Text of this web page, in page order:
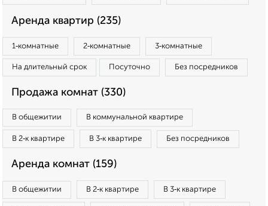
Аренда квартир (235)
1‑комнатные 2‑комнатные 3‑комнатные
На длительный срок Посуточно Без посредников
Продажа комнат (330)
В общежитии В коммунальной квартире
В 2‑к квартире В 3‑к квартире Без посредников
Аренда комнат (159)
В общежитии В 2‑к квартире В 3‑к квартире